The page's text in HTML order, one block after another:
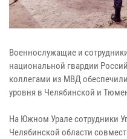
Военнослужащие и
национальной гвардии
коллегами из МВД
уровня в Челябинской и
На Южном Урале сотрудники
Челябинской области